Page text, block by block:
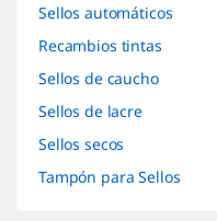
Sellos automáticos
Recambios tintas
Sellos de caucho
Sellos de lacre
Sellos secos
Tampón para Sellos